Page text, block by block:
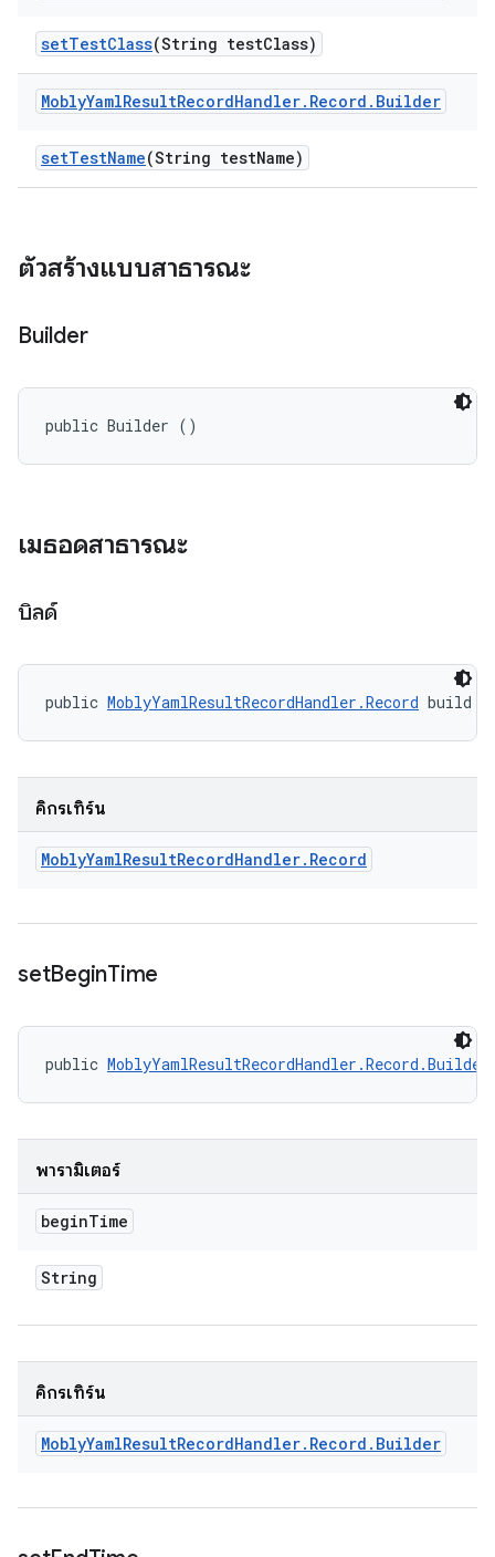
setTestClass(String testClass)
MoblyYamlResultRecordHandler. Record . Builder
setTestName(String testName)
ตัวสร้างแบบสาธารณะ
Builder
public Builder ()
เมธอดสาธารณะ
บิลด์
public MoblyYamlResultRecordHandler.Record build
คิกรีเทิร์น
MoblyYamlResultRecordHandler. Record
setBeginTime
public MoblyYamlResultRecordHandler.Record.Builder
พารามิเตอร์
beginTime
String
คิกรีเทิร์น
MoblyYamlResultRecordHandler. Record . Builder